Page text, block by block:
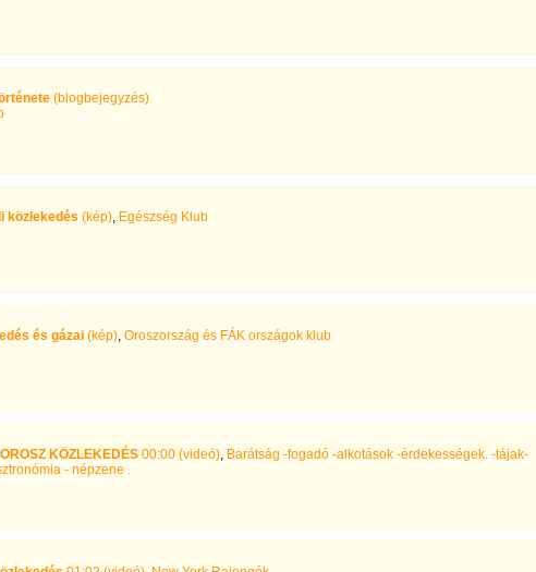
(blogbejegyzés)
közlekedés (kép), Egészség Klub
és gázai (kép), Oroszország és FÁK országok klub
KÖZLEKEDÉS 00:00 (videó), Barátság -fogadó -alkotások -érdekességek. -tájak-
- népzene .